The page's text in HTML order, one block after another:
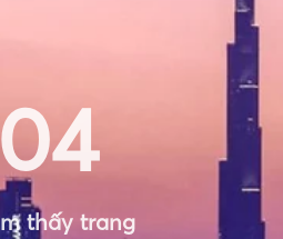
thấy trang